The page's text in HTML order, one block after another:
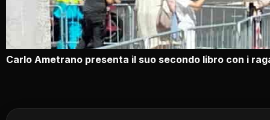
Carlo Ametrano presenta il suo secondo libro con i